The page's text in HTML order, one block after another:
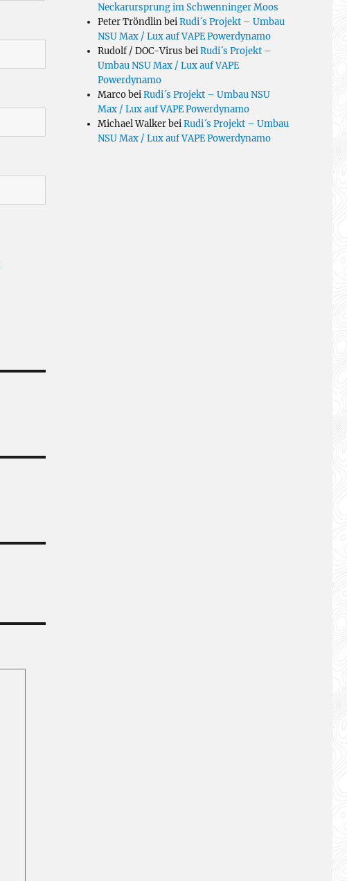
Neckarursprung im Schwenninger Moos
Peter TröndlinbeiRudi´s Projekt – Umbau
NSU Max / Lux auf VAPE Powerdynamo
Rudolf / DOC-Virus beiRudi´s Projekt –
Umbau NSU Max / Lux auf VAPE
Powerdynamo
MarcobeiRudi´s Projekt – Umbau NSU
Max / Lux auf VAPE Powerdynamo
Michael WalkerbeiRudi´s Projekt – Umbau
NSU Max / Lux auf VAPE Powerdynamo